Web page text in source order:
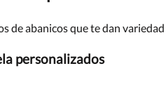
de abanicos que te dan
personalizados